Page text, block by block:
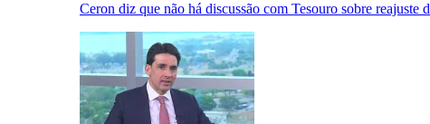
Ceron diz que não há discussão com Tesouro sobre reajuste